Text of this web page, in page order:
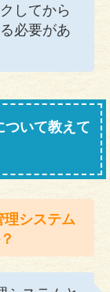
してから
必要があ
ついて教えて
理システム